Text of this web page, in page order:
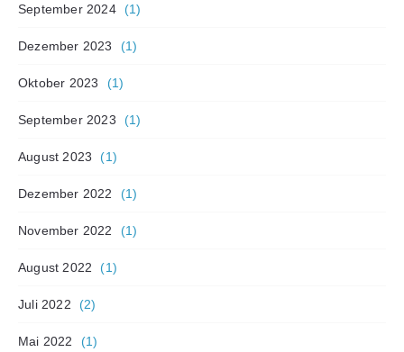
September 2024 (1)
Dezember 2023 (1)
Oktober 2023 (1)
September 2023 (1)
August 2023 (1)
Dezember 2022 (1)
November 2022 (1)
August 2022 (1)
Juli 2022 (2)
Mai 2022 (1)